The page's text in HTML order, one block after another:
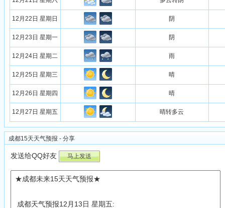
12月22日 星期日 阴
12月23日 星期一 阴
12月24日 星期二 雨
12月25日 星期三 晴
12月26日 星期四 晴
12月27日 星期五 晴转多云
成都15天天气预报 - 分享
发送给QQ好友